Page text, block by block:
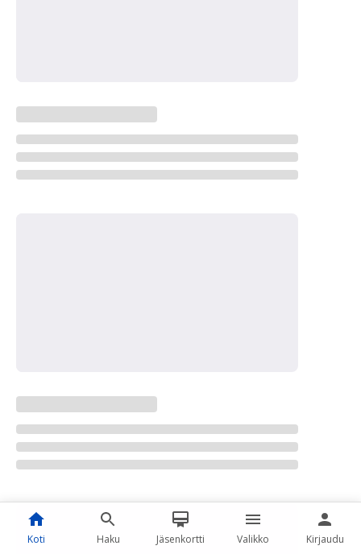
Koti Haku Jäsenkortti Valikko Kirjaudu